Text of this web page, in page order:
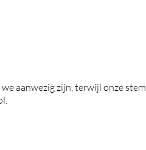
aanwezig zijn, terwijl onze stem